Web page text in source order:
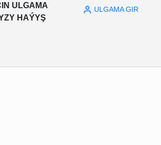
ULGAMA
HAÝYŞ
ULGAMA GIR